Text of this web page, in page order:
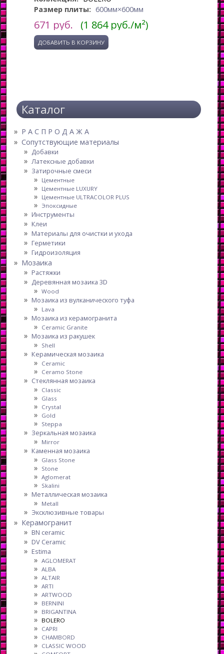
Размер плиты: 600мм×600мм
671 руб. (1 864 руб./м²)
Каталог
Р А С П Р О Д А Ж А
Сопутствующие материалы
Добавки
Латексные добавки
Затирочные смеси
Цементные
Цементные LUXURY
Цементные ULTRACOLOR PLUS
Эпоксидные
Инструменты
Клеи
Материалы для очистки и ухода
Герметики
Гидроизоляция
Мозаика
Растяжки
Деревянная мозаика 3D
Wood
Мозаика из вулканического туфа
Lava
Мозаика из керамогранита
Ceramic Granite
Мозаика из ракушек
Shell
Керамическая мозаика
Ceramic
Ceramo Stone
Стеклянная мозаика
Classic
Glass
Crystal
Gold
Steppa
Зеркальная мозаика
Mirror
Каменная мозаика
Glass Stone
Stone
Aglomerat
Skalini
Металлическая мозаика
Metall
Эксклюзивные товары
Керамогранит
BN ceramic
DV Ceramic
Estima
AGLOMERAT
ALBA
ALTAIR
ARTI
ARTWOOD
BERNINI
BRIGANTINA
BOLERO
CAPRI
CHAMBORD
CLASSIC WOOD